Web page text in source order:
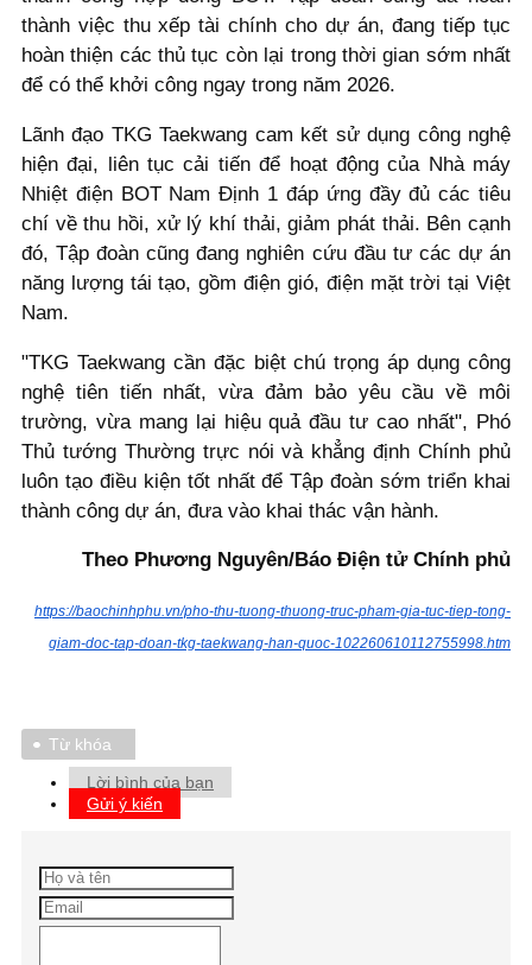
thành việc thu xếp tài chính cho dự án, đang tiếp tục
hoàn thiện các thủ tục còn lại trong thời gian sớm nhất
để có thể khởi công ngay trong năm 2026.
Lãnh đạo TKG Taekwang cam kết sử dụng công nghệ
hiện đại, liên tục cải tiến để hoạt động của Nhà máy
Nhiệt điện BOT Nam Định 1 đáp ứng đầy đủ các tiêu
chí về thu hồi, xử lý khí thải, giảm phát thải. Bên cạnh
đó, Tập đoàn cũng đang nghiên cứu đầu tư các dự án
năng lượng tái tạo, gồm điện gió, điện mặt trời tại Việt
Nam.
"TKG Taekwang cần đặc biệt chú trọng áp dụng công
nghệ tiên tiến nhất, vừa đảm bảo yêu cầu về môi
trường, vừa mang lại hiệu quả đầu tư cao nhất", Phó
Thủ tướng Thường trực nói và khẳng định Chính phủ
luôn tạo điều kiện tốt nhất để Tập đoàn sớm triển khai
thành công dự án, đưa vào khai thác vận hành.
Theo Phương Nguyên/Báo Điện tử Chính phủ
https://baochinhphu.vn/pho-thu-tuong-thuong-truc-pham-gia-tuc-tiep-tong-
giam-doc-tap-doan-tkg-taekwang-han-quoc-102260610112755998.htm
Từ khóa
Lời bình của bạn
Gửi ý kiến